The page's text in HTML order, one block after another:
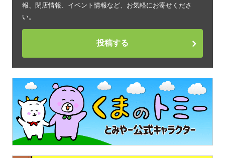
報、閉店情報、イベント情報など、お気軽にお寄せくださ
い。
投稿する